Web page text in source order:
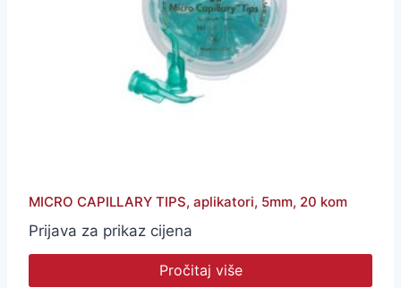
MICRO CAPILLARY TIPS, aplikatori, 5mm, 20 kom
Prijava za prikaz cijena
Pročitaj više